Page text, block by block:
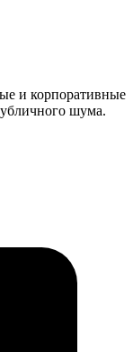
и корпоративные
шума.